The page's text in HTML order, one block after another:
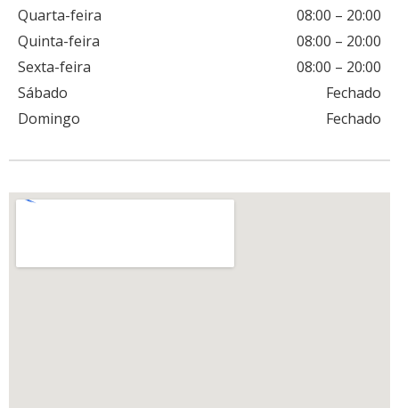
Quarta-feira
08:00 – 20:00
Quinta-feira
08:00 – 20:00
Sexta-feira
08:00 – 20:00
Sábado
Fechado
Domingo
Fechado